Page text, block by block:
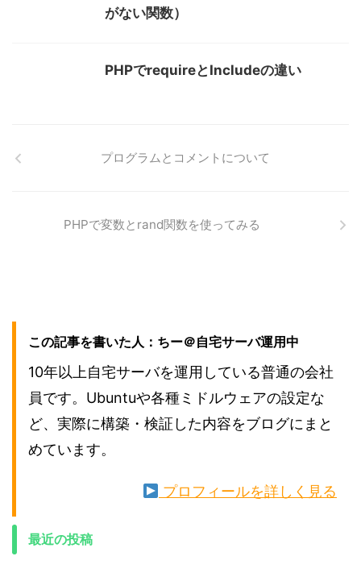
がない関数）
PHPでrequireとIncludeの違い
プログラムとコメントについて
PHPで変数とrand関数を使ってみる
この記事を書いた人：ちー＠自宅サーバ運用中
10年以上自宅サーバを運用している普通の会社
員です。Ubuntuや各種ミドルウェアの設定な
ど、実際に構築・検証した内容をブログにまと
めています。
プロフィールを詳しく見る
最近の投稿